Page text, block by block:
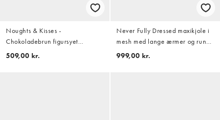
Noughts & Kisses -
Chokoladebrun figursyet
minikjole med høj hals og rynket
509,00 kr.
Never Fully Dressed maxikjole i
mesh med lange ærmer og rund
hals i valmueprint
999,00 kr.